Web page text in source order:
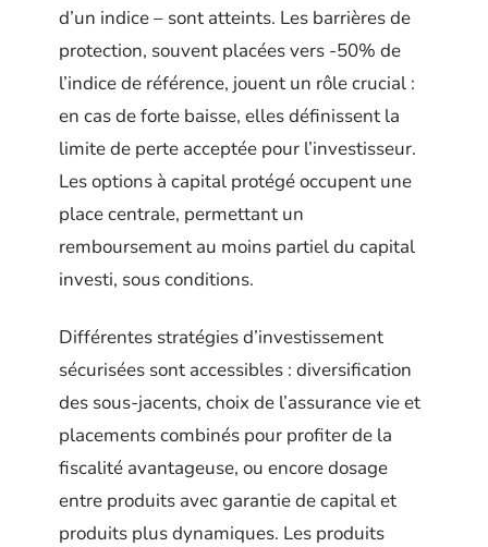
d’un indice – sont atteints. Les barrières de
protection, souvent placées vers -50% de
l’indice de référence, jouent un rôle crucial :
en cas de forte baisse, elles définissent la
limite de perte acceptée pour l’investisseur.
Les options à capital protégé occupent une
place centrale, permettant un
remboursement au moins partiel du capital
investi, sous conditions.
Différentes stratégies d’investissement
sécurisées sont accessibles : diversification
des sous-jacents, choix de l’assurance vie et
placements combinés pour profiter de la
fiscalité avantageuse, ou encore dosage
entre produits avec garantie de capital et
produits plus dynamiques. Les produits